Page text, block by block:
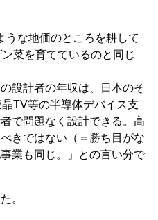
うな地価のところを耕して
菜を育てているのと同じ
設計者の年収は、日本のそ
TV等の半導体デバイス支
で問題なく設計できる。高
きではない（＝勝ち目がな
業も同じ。」との言い分で
。